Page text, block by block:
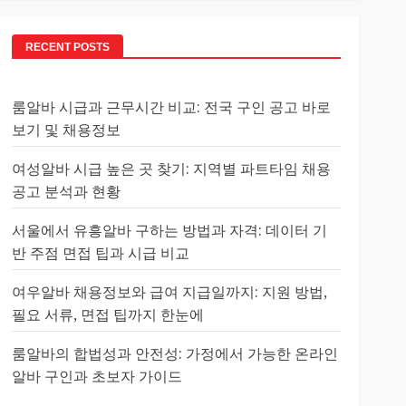
RECENT POSTS
룸알바 시급과 근무시간 비교: 전국 구인 공고 바로
보기 및 채용정보
여성알바 시급 높은 곳 찾기: 지역별 파트타임 채용
공고 분석과 현황
서울에서 유흥알바 구하는 방법과 자격: 데이터 기
반 주점 면접 팁과 시급 비교
여우알바 채용정보와 급여 지급일까지: 지원 방법,
필요 서류, 면접 팁까지 한눈에
룸알바의 합법성과 안전성: 가정에서 가능한 온라인
알바 구인과 초보자 가이드